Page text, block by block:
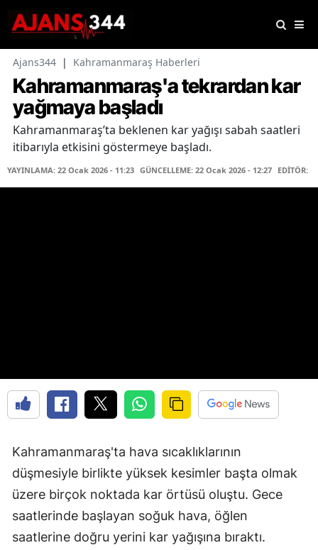
Ajans344 | Kahramanmaraş Haberleri
Kahramanmaraş'a tekrardan kar
yağmaya başladı
Kahramanmaraş’ta beklenen kar yağışı sabah saatleri
itibarıyla etkisini göstermeye başladı.
YAYINLAMA: 22 Ocak 2026 - 11:23 GÜNCELLEME: 22 Ocak 2026 - 12:27 EDİTÖR:
Kahramanmaraş'ta hava sıcaklıklarının
düşmesiyle birlikte yüksek kesimler başta olmak
üzere birçok noktada kar örtüsü oluştu. Gece
saatlerinde başlayan soğuk hava, öğlen
saatlerine doğru yerini kar yağışına bıraktı.